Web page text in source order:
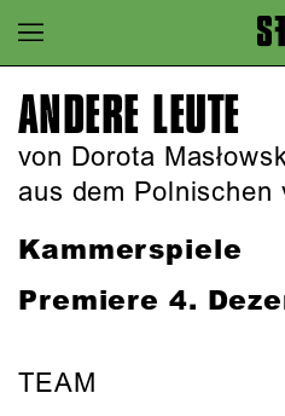
Zur Hauptnavigation
Zum Hauptinhalt
Zum Footer springen
ANDERE LEUTE
von Dorota
aus dem Polnischen
Kammerspiele
Premiere 4.
TEAM